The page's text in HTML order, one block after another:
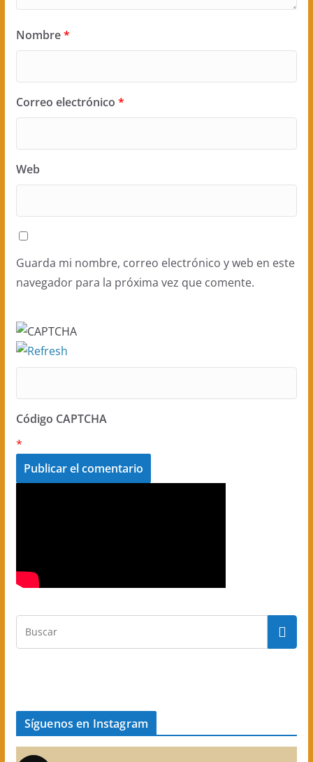
Nombre*
Correo electrónico *
Web
Guarda mi nombre, correo electrónico y web en este
navegador para la próxima vez que comente.
Código CAPTCHA
*
Síguenos en Instagram